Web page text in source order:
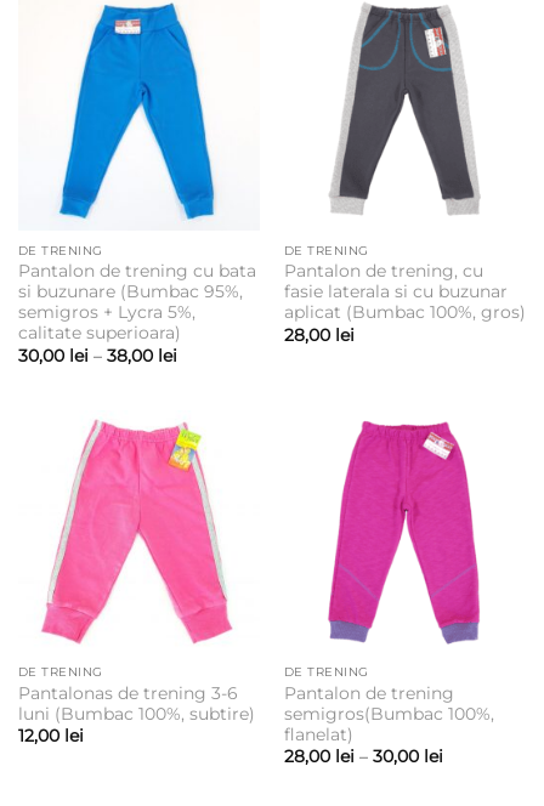
la
40,00 lei
DE TRENING
Pantalon de trening cu bata
si buzunare (Bumbac 95%,
semigros + Lycra 5%,
calitate superioara)
30,00 lei – 38,00 leiInterval
până
la
38,00 lei
DE TRENING
Pantalon de trening, cu
fasie laterala si cu buzunar
aplicat (Bumbac 100%, gros)
28,00 lei
DE TRENING
Pantalonas de trening 3-6
luni (Bumbac 100%, subtire)
12,00 lei
DE TRENING
Pantalon de trening
semigros(Bumbac 100%,
flanelat)
28,00 lei – 30,00 leiInterval